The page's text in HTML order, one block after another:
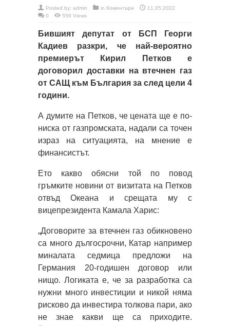
Posted by: admin in Коментари
11.05.2022
0
556 Views
Бившият депутат от БСП Георги
Кадиев разкри, че най-вероятно
премиерът Кирил Петков е
договорил доставки на втечнен газ
от САЩ към България за след цели 4
години.
А думите на Петков, че цената ще е по-
ниска от газпромската, надали са точен
израз на ситуацията, на мнение е
финансистът.
Ето какво обясни той по повод
гръмките новини от визитата на Петков
отвъд Океана и срещата му с
вицепрезидента Камала Харис:
„Договорите за втечнен газ обикновено
са много дългосрочни, Катар например
миналата седмица предложи на
Германия 20-годишен договор или
нищо. Логиката е, че за разработка са
нужни много инвестиции и никой няма
рисково да инвестира толкова пари, ако
не знае какви ще са приходите.